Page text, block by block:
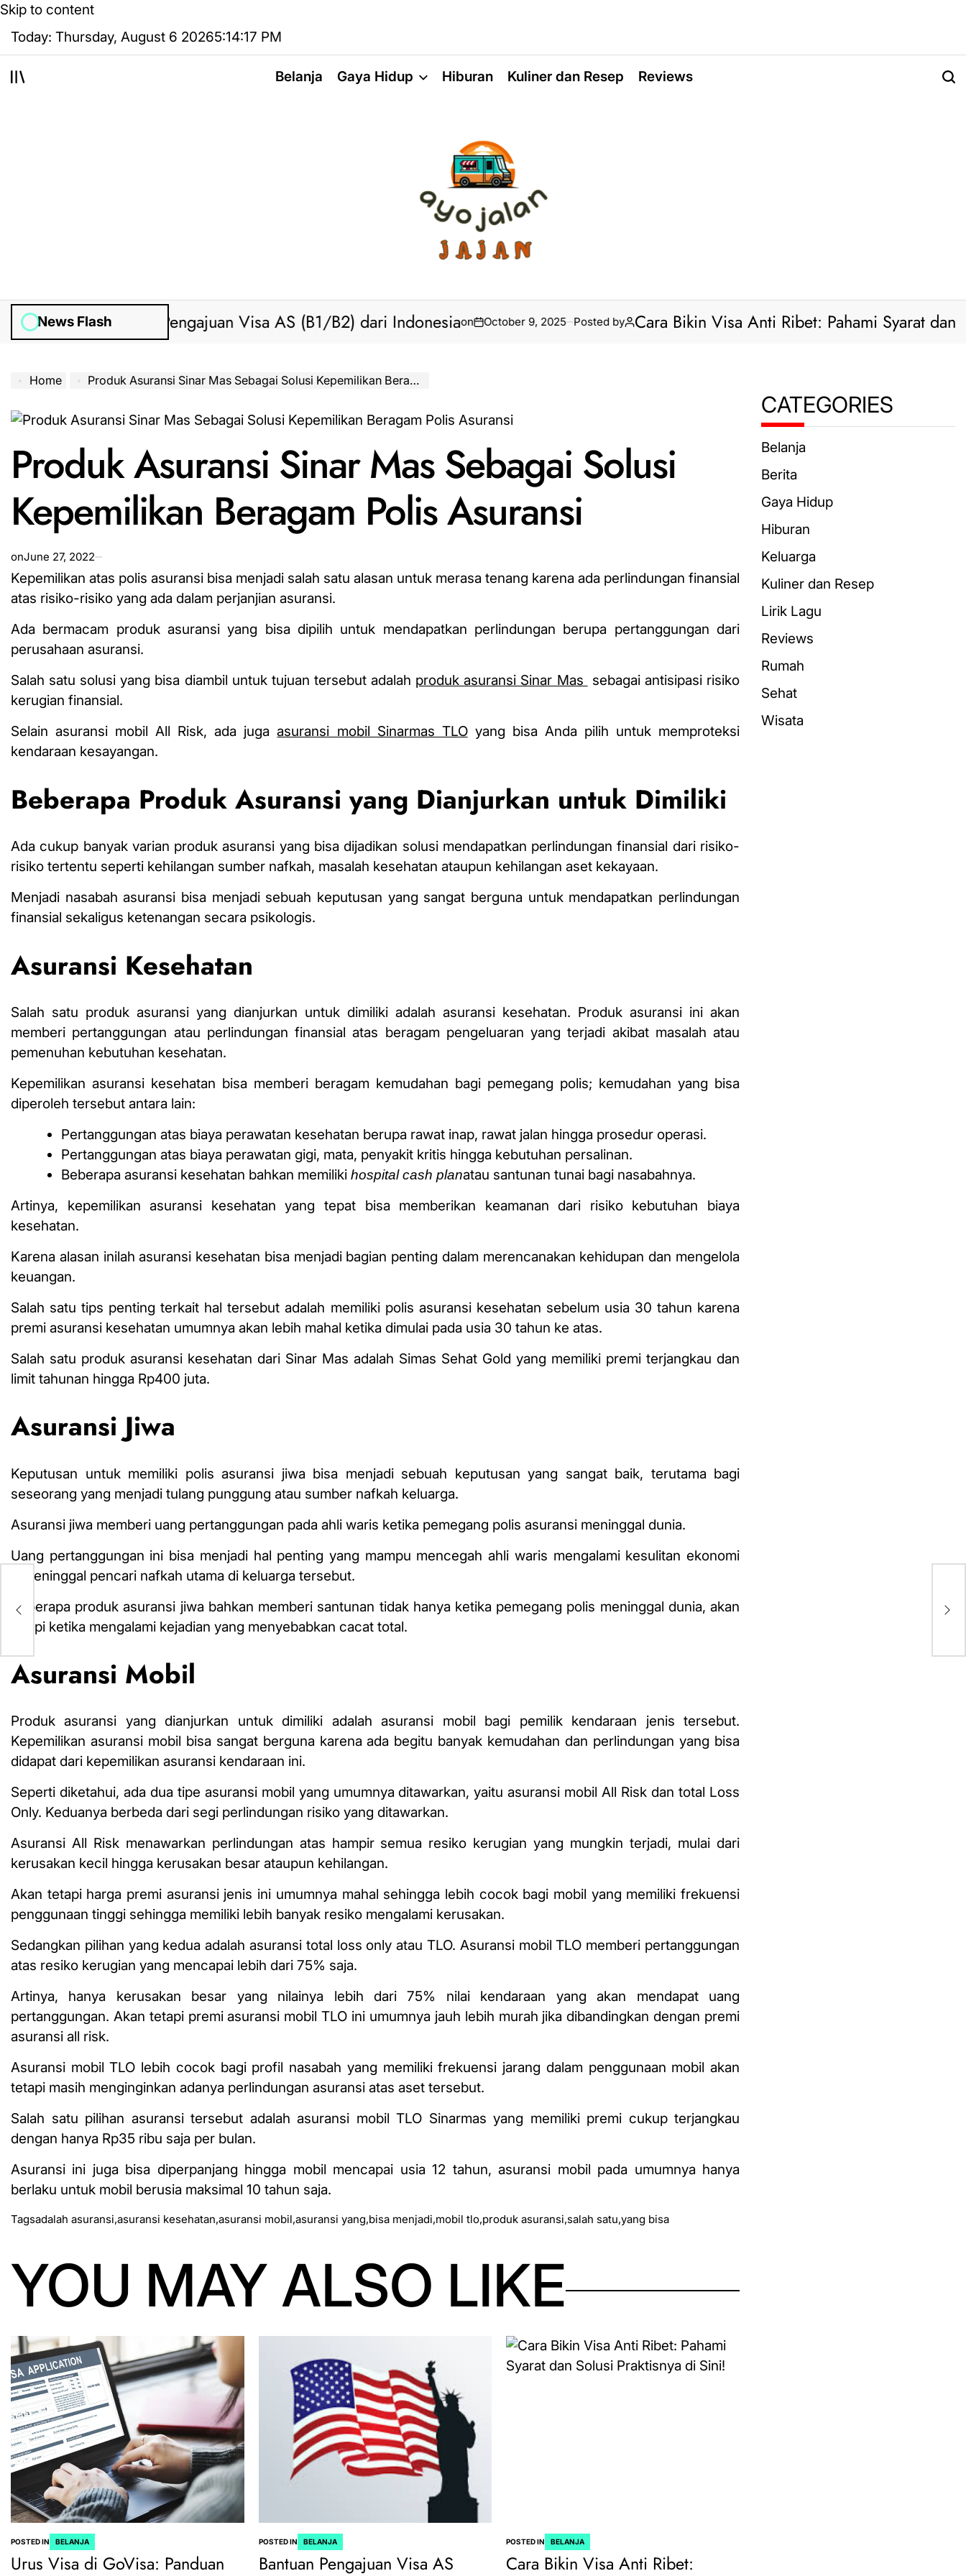
Skip to content
Today: Thursday, August 6 20265:14:17 PM
Belanja Gaya Hidup Hiburan Kuliner dan Resep Reviews
News Flash
by Bantuan Pengajuan Visa AS (B1/B2) dari Indonesiaon October 9, 2025 Posted by Cara Bikin Visa Anti Ribet: Pahami Syarat dan
Home Produk Asuransi Sinar Mas Sebagai Solusi Kepemilikan Beragam Polis Asuransi
Produk Asuransi Sinar Mas Sebagai Solusi
Kepemilikan Beragam Polis Asuransi
onJune 27, 2022
Kepemilikan atas polis asuransi bisa menjadi salah satu alasan untuk merasa tenang karena ada perlindungan finansial
atas risiko-risiko yang ada dalam perjanjian asuransi.
Ada bermacam produk asuransi yang bisa dipilih untuk mendapatkan perlindungan berupa pertanggungan dari
perusahaan asuransi.
Salah satu solusi yang bisa diambil untuk tujuan tersebut adalah produk asuransi Sinar Mas
sebagai antisipasi risiko
kerugian finansial.
Selainasuransi mobil All Risk, ada jugaasuransi mobil Sinarmas TLOyang bisa Anda pilih untuk memproteksi
kendaraan kesayangan.
Beberapa Produk Asuransi yang Dianjurkan untuk Dimiliki
Ada cukup banyak varian produk asuransi yang bisa dijadikan solusi mendapatkan perlindungan finansial dari risiko-
risiko tertentu seperti kehilangan sumber nafkah, masalah kesehatan ataupun kehilangan aset kekayaan.
Menjadi nasabah asuransi bisa menjadi sebuah keputusan yang sangat berguna untuk mendapatkan perlindungan
finansial sekaligus ketenangan secara psikologis.
Asuransi Kesehatan
Salah satu produk asuransi yang dianjurkan untuk dimiliki adalah asuransi kesehatan. Produk asuransi ini akan
memberi pertanggungan atau perlindungan finansial atas beragam pengeluaran yang terjadi akibat masalah atau
pemenuhan kebutuhan kesehatan.
Kepemilikan asuransi kesehatan bisa memberi beragam kemudahan bagi pemegang polis; kemudahan yang bisa
diperoleh tersebut antara lain:
Pertanggungan atas biaya perawatan kesehatan berupa rawat inap, rawat jalan hingga prosedur operasi.
Pertanggungan atas biaya perawatan gigi, mata, penyakit kritis hingga kebutuhan persalinan.
Beberapa asuransi kesehatan bahkan memiliki hospital cash planatau santunan tunai bagi nasabahnya.
Artinya, kepemilikan asuransi kesehatan yang tepat bisa memberikan keamanan dari risiko kebutuhan biaya
kesehatan.
Karena alasan inilah asuransi kesehatan bisa menjadi bagian penting dalam merencanakan kehidupan dan mengelola
keuangan.
Salah satu tips penting terkait hal tersebut adalah memiliki polis asuransi kesehatan sebelum usia 30 tahun karena
premi asuransi kesehatan umumnya akan lebih mahal ketika dimulai pada usia 30 tahun ke atas.
Salah satu produk asuransi kesehatan dari Sinar Mas adalah Simas Sehat Gold yang memiliki premi terjangkau dan
limit tahunan hingga Rp400 juta.
Asuransi Jiwa
Keputusan untuk memiliki polis asuransi jiwa bisa menjadi sebuah keputusan yang sangat baik, terutama bagi
seseorang yang menjadi tulang punggung atau sumber nafkah keluarga.
Asuransi jiwa memberi uang pertanggungan pada ahli waris ketika pemegang polis asuransi meninggal dunia.
Uang pertanggungan ini bisa menjadi hal penting yang mampu mencegah ahli waris mengalami kesulitan ekonomi
sepeninggal pencari nafkah utama di keluarga tersebut.
Beberapa produk asuransi jiwa bahkan memberi santunan tidak hanya ketika pemegang polis meninggal dunia, akan
tetapi ketika mengalami kejadian yang menyebabkan cacat total.
Asuransi Mobil
Produk asuransi yang dianjurkan untuk dimiliki adalah asuransi mobil bagi pemilik kendaraan jenis tersebut.
Kepemilikan asuransi mobil bisa sangat berguna karena ada begitu banyak kemudahan dan perlindungan yang bisa
didapat dari kepemilikan asuransi kendaraan ini.
Seperti diketahui, ada dua tipe asuransi mobil yang umumnya ditawarkan, yaitu asuransi mobil All Risk dan total Loss
Only. Keduanya berbeda dari segi perlindungan risiko yang ditawarkan.
Asuransi All Risk menawarkan perlindungan atas hampir semua resiko kerugian yang mungkin terjadi, mulai dari
kerusakan kecil hingga kerusakan besar ataupun kehilangan.
Akan tetapi harga premi asuransi jenis ini umumnya mahal sehingga lebih cocok bagi mobil yang memiliki frekuensi
penggunaan tinggi sehingga memiliki lebih banyak resiko mengalami kerusakan.
Sedangkan pilihan yang kedua adalah asuransi total loss only atau TLO. Asuransi mobil TLO memberi pertanggungan
atas resiko kerugian yang mencapai lebih dari 75% saja.
Artinya, hanya kerusakan besar yang nilainya lebih dari 75% nilai kendaraan yang akan mendapat uang
pertanggungan. Akan tetapi premi asuransi mobil TLO ini umumnya jauh lebih murah jika dibandingkan dengan premi
asuransi all risk.
Asuransi mobil TLO lebih cocok bagi profil nasabah yang memiliki frekuensi jarang dalam penggunaan mobil akan
tetapi masih menginginkan adanya perlindungan asuransi atas aset tersebut.
Salah satu pilihan asuransi tersebut adalah asuransi mobil TLO Sinarmas yang memiliki premi cukup terjangkau
dengan hanya Rp35 ribu saja per bulan.
Asuransi ini juga bisa diperpanjang hingga mobil mencapai usia 12 tahun, asuransi mobil pada umumnya hanya
berlaku untuk mobil berusia maksimal 10 tahun saja.
Tagsadalah asuransi,asuransi kesehatan,asuransi mobil,asuransi yang,bisa menjadi,mobil tlo,produk asuransi,salah satu,yang bisa
YOU MAY ALSO LIKE
POSTED IN BELANJA
Urus Visa di GoVisa: Panduan
POSTED IN BELANJA
Bantuan Pengajuan Visa AS
POSTED IN BELANJA
Cara Bikin Visa Anti Ribet:
CATEGORIES
Belanja
Berita
Gaya Hidup
Hiburan
Keluarga
Kuliner dan Resep
Lirik Lagu
Reviews
Rumah
Sehat
Wisata